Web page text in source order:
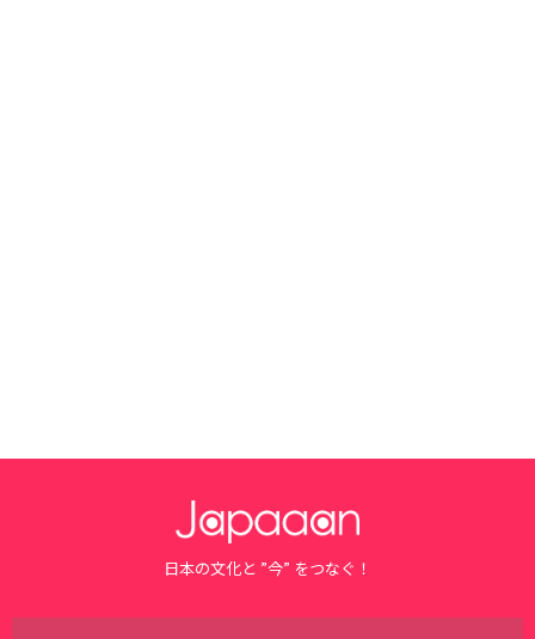
日本の文化と ”今” をつなぐ！